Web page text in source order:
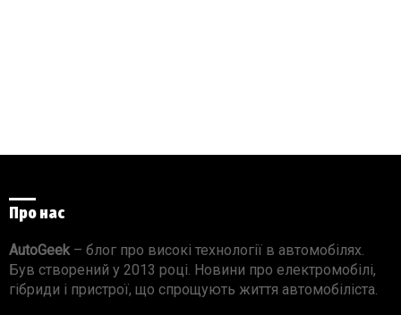
Про нас
AutoGeek– блог про високі технології в автомобілях.
Був створений у 2013 році. Новини про електромобілі,
гібриди і пристрої, що спрощують життя автомобіліста.